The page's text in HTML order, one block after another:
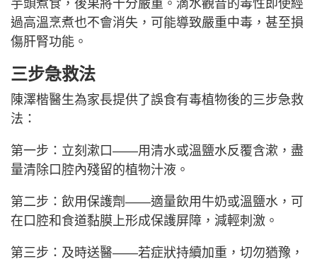
芋頭煮食，後果將十分嚴重。滴水觀音的毒性即使經
過高溫烹煮也不會消失，可能導致嚴重中毒，甚至損
傷肝腎功能。
三步急救法
陳澤楷醫生為家長提供了誤食有毒植物後的三步急救
法：
第一步：立刻漱口——用清水或溫鹽水反覆含漱，盡
量清除口腔內殘留的植物汁液。
第二步：飲用保護劑——適量飲用牛奶或溫鹽水，可
在口腔和食道黏膜上形成保護屏障，減輕刺激。
第三步：及時送醫——若症狀持續加重，切勿猶豫，